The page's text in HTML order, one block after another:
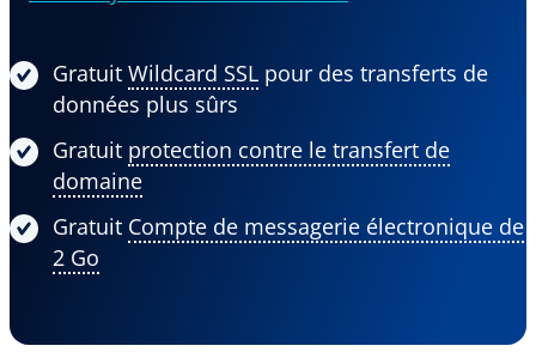
Gratuit Wildcard SSL pour des transferts de
données plus sûrs
Gratuit protection contre le transfert de
domaine
Gratuit Compte de messagerie électronique de
2 Go